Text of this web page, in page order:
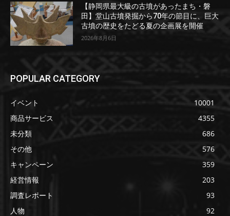
【静岡県最大級の古墳があったまち・磐
田】堂山古墳発掘から70年の節目に、巨大
古墳の歴史をたどる夏の企画展を開催
2026年8月6日
POPULAR CATEGORY
イベント
10001
商品サービス
4355
未分類
686
その他
576
キャンペーン
359
経営情報
203
調査レポート
93
人物
92